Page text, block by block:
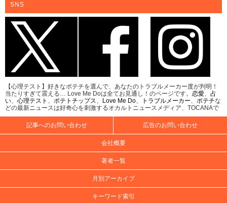
SNS
【心理テスト】好きなポテチを選んで、あなたのトラブルメーカー度が判明！
当たりすぎて震える… Love Me Doは全てお見通し！のページです。 恋愛、 占
い、 心理テスト 、 ポテトチップス、 Love Me Do、 トラブルメーカー、 ポテチな
どの最新ニュースは好奇心を刺激するオカルトニュースメディア、TOCANAで
記事へのお問い合わせ 広告のお問い合わせ
会社概要
著者一覧
月別アーカイブ
キーワード索引